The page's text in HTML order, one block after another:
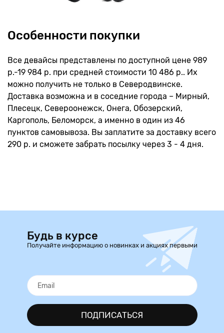
Особенности покупки
Все девайсы представлены по доступной цене 989
р.-19 984 р. при средней стоимости 10 486 р.. Их
можно получить не только в Северодвинске.
Доставка возможна и в соседние города – Мирный,
Плесецк, Североонежск, Онега, Обозерский,
Каргополь, Беломорск, а именно в один из 46
пунктов самовывоза. Вы заплатите за доставку всего
290 р. и сможете забрать посылку через 3 - 4 дня.
Будь в курсе
Получайте информацию о новинках и акциях первыми
ПОДПИСАТЬСЯ